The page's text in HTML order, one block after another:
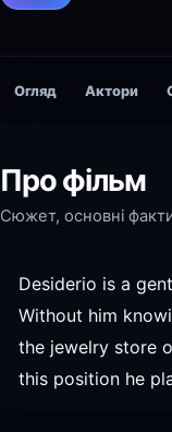
Огляд Актори
Про фільм
Сюжет, основні
Desiderio is a
Without him
the jewelry store
this position he